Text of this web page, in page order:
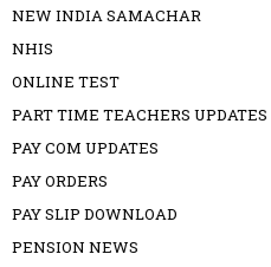
NEW INDIA SAMACHAR
NHIS
ONLINE TEST
PART TIME TEACHERS UPDATES
PAY COM UPDATES
PAY ORDERS
PAY SLIP DOWNLOAD
PENSION NEWS